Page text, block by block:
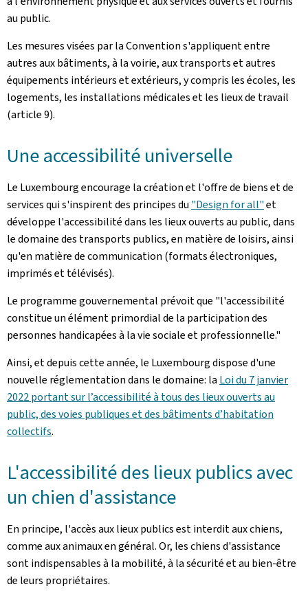
au public.
Les mesures visées par la Convention s'appliquent entre
autres aux bâtiments, à la voirie, aux transports et autres
équipements intérieurs et extérieurs, y compris les écoles, les
logements, les installations médicales et les lieux de travail
(article 9).
Une accessibilité universelle
Le Luxembourg encourage la création et l'offre de biens et de
services qui s'inspirent des principes du "Design for all"et
développe l'accessibilité dans les lieux ouverts au public, dans
le domaine des transports publics, en matière de loisirs, ainsi
qu'en matière de communication (formats électroniques,
imprimés et télévisés).
Le programme gouvernemental prévoit que "l'accessibilité
constitue un élément primordial de la participation des
personnes handicapées à la vie sociale et professionnelle."
Ainsi, et depuis cette année, le Luxembourg dispose d'une
nouvelle réglementation dans le domaine: la Loi du 7 janvier
2022 portant sur l’accessibilité à tous des lieux ouverts au
public, des voies publiques et des bâtiments d’habitation
collectifs.
L'accessibilité des lieux publics avec
un chien d'assistance
En principe, l'accès aux lieux publics est interdit aux chiens,
comme aux animaux en général. Or, les chiens d'assistance
sont indispensables à la mobilité, à la sécurité et au bien-être
de leurs propriétaires.